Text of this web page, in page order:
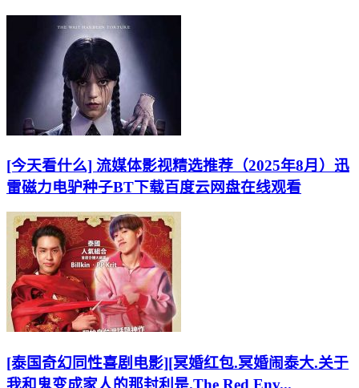
[今天看什么] 流媒体影视精选推荐（2025年8月）迅
雷磁力电驴种子BT下载百度云网盘在线观看
[泰国奇幻同性喜剧电影][冥婚红包.冥婚闹泰大.关于
我和鬼变成家人的那封利是.The Red Env...